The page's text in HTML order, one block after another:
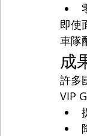
即使
車隊
成
許多
VIP